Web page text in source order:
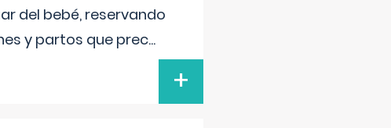
del bebé, reservando
y partos que prec...
+